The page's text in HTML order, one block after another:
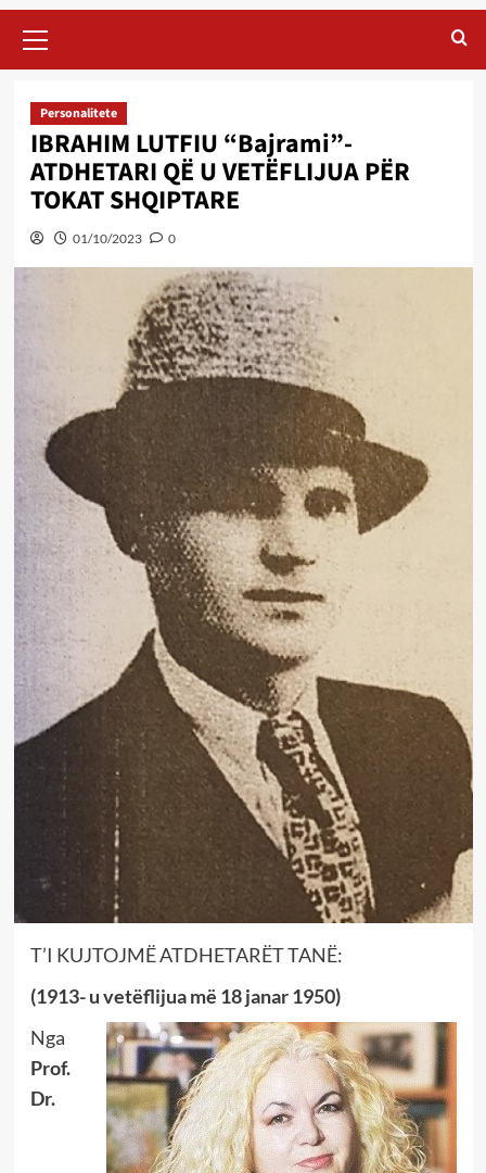
Menu
Personalitete
IBRAHIM LUTFIU “Bajrami”-
ATDHETARI QË U VETËFLIJUA PËR
TOKAT SHQIPTARE
01/10/2023 0
T’I KUJTOJMË ATDHETARËT TANË:
(1913- u vetëflijua më 18 janar 1950)
Nga
Prof.
Dr.